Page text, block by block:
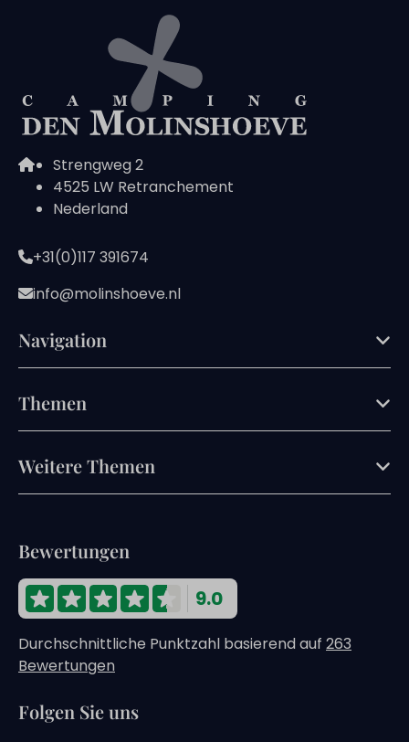
Strengweg 2
4525 LW Retranchement
Nederland
+31(0)117 391674
info@molinshoeve.nl
Navigation
Themen
Weitere Themen
Bewertungen
9.0
Durchschnittliche Punktzahl basierend auf 263
Bewertungen
Folgen Sie uns